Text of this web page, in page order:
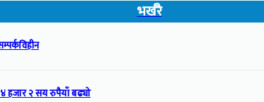
भर्खरै
हजार २ सय रुपैयाँ बढ्यो